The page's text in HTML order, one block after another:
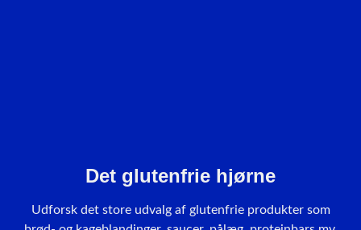
Det glutenfrie hjørne
Udforsk det store udvalg af glutenfrie produkter som